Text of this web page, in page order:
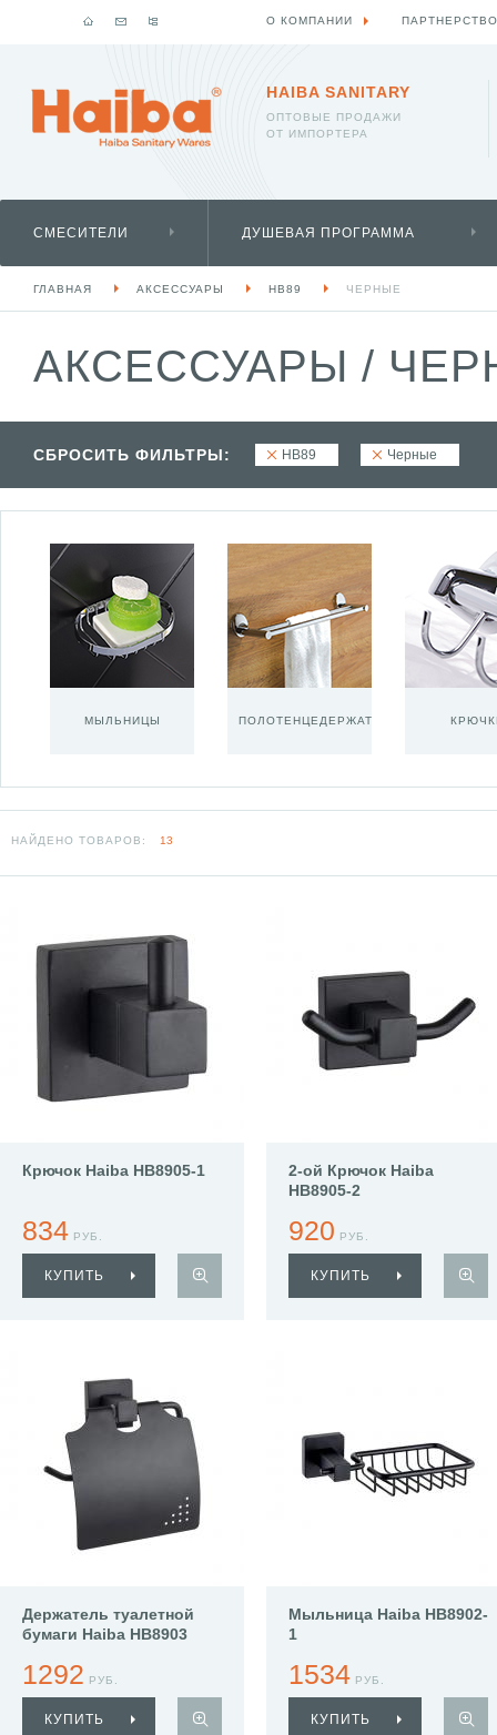
HAIBA SANITARY
ОПТОВЫЕ ПРОДАЖИ
ОТ ИМПОРТЕРА
СМЕСИТЕЛИ ДУШЕВАЯ ПРОГРАММА
ГЛАВНАЯ АКСЕССУАРЫ HB89 ЧЕРНЫЕ
АКСЕССУАРЫ /
СБРОСИТЬ ФИЛЬТРЫ: HB89 Черные
МЫЛЬНИЦЫ ПОЛОТЕНЦЕДЕРЖАТЕЛИ
НАЙДЕНО ТОВАРОВ: 13
Крючок Haiba HB8905-1
834 РУБ.
КУПИТЬ
2-ой Крючок Haiba
HB8905-2
920 РУБ.
КУПИТЬ
Держатель туалетной
бумаги Haiba HB8903
1292 РУБ.
КУПИТЬ
Мыльница Haiba HB8902-
1
1534 РУБ.
КУПИТЬ
О КОМПАНИИ ПАРТНЕРСТВО